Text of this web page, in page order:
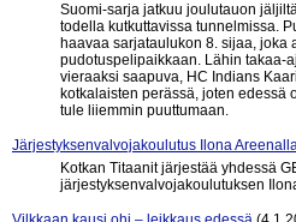
Suomi-sarja jatkuu joulutauon
todella kutkuttavissa tunnelmissa.
haavaa sarjataulukon 8. sijaa, joka
pudotuspelipaikkaan. Lähin takaa-
vieraaksi saapuva, HC Indians
kotkalaisten perässä, joten edessä
tule liiemmin puuttumaan.
Järjestyksenvalvojakoulutus Ilona
Kotkan Titaanit järjestää yhdessä
järjestyksenvalvojakoulutuksen